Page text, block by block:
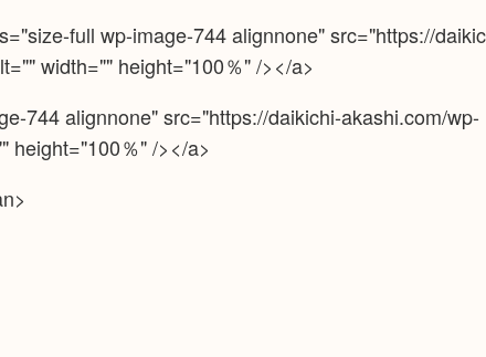
full wp-image-744 alignnone" src="https://
width="" height="100％" /></a>
744 alignnone" src="https://daikichi-akashi.com/wp-
height="100％" /></a>